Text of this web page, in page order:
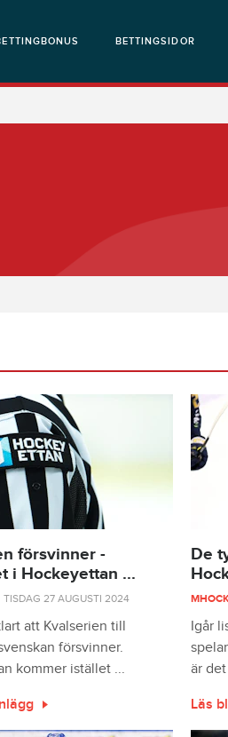
BETTINGSIDOR
försvinner -
i Hockeyettan ...
TISDAG 27 AUGUSTI 2024
att Kvalserien till
försvinner.
kommer istället ...
De
Igår
är
Läs